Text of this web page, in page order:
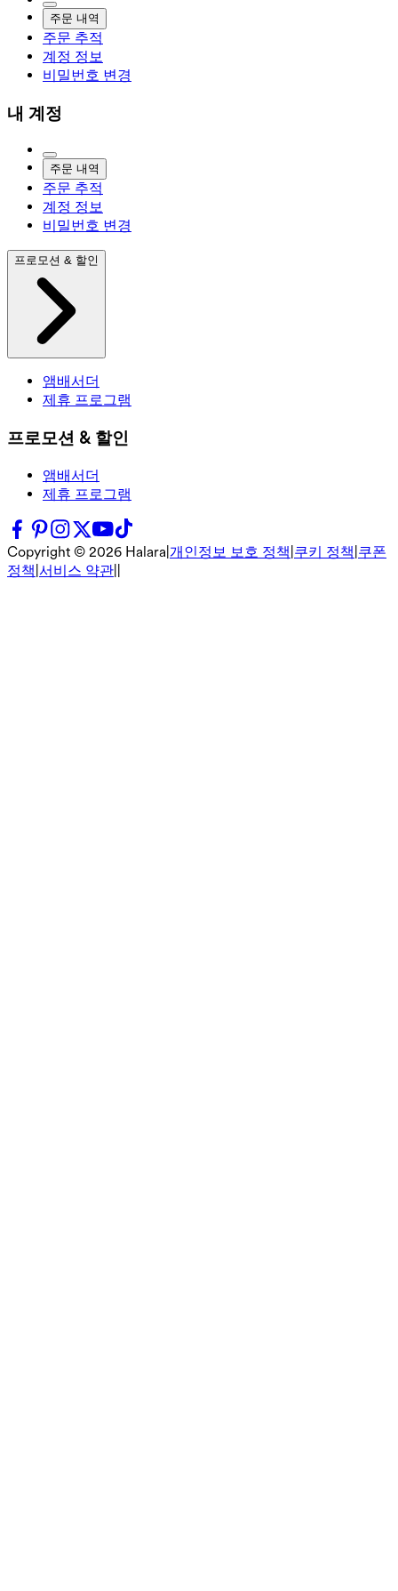
주문 내역
주문 추적
계정 정보
비밀번호 변경
내 계정
주문 내역
주문 추적
계정 정보
비밀번호 변경
프로모션 & 할인
앰배서더
제휴 프로그램
프로모션 & 할인
앰배서더
제휴 프로그램
Copyright © 2026 Halara 개인정보 보호 정책 쿠키 정책 쿠폰
정책 서비스 약관